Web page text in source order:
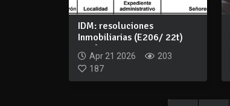
IDM: resoluciones
Inmobiliarias (E206/ 22t)
Confiere Vista
Apr 21 2026
203
187